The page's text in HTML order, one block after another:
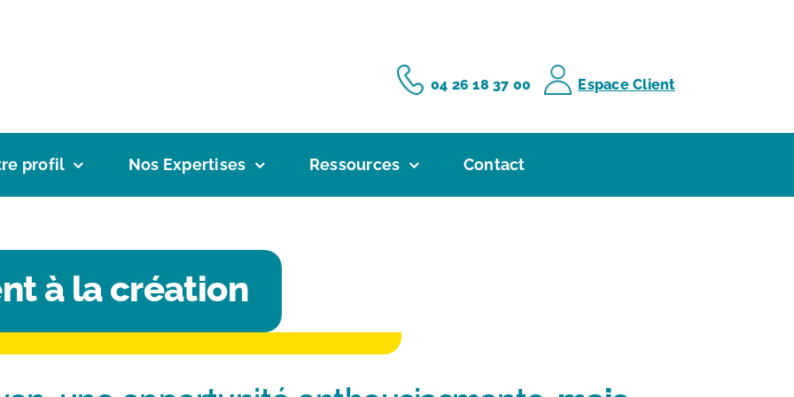
04 26 18 37 00
Espace Client
profil Nos Expertises Ressources Contact
à la création